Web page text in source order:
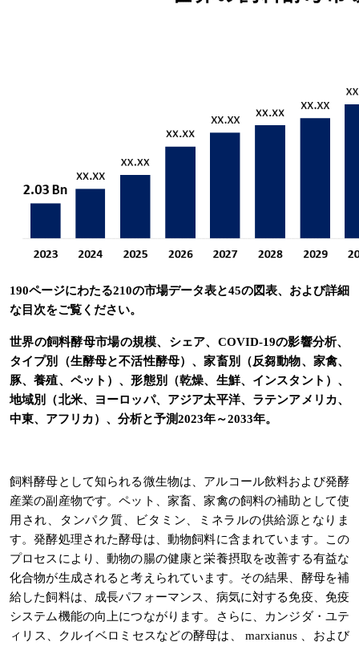
190ページにわたる210の市場データ表と45の図表、および詳細
な目次をご覧ください。
世界の飼料酵母市場の規模、シェア、COVID-19の影響分析、
タイプ別（生酵母と不活性酵母）、家畜別（反芻動物、家禽、
豚、養殖、ペット）、形態別（乾燥、生鮮、インスタント）、
地域別（北米、ヨーロッパ、アジア太平洋、ラテンアメリカ、
中東、アフリカ）、分析と予測2023年～2033年。
飼料酵母として知られる微生物は、アルコール飲料および発酵
産業の副産物です。ペット、家畜、家禽の飼料の補助として使
用され、タンパク質、ビタミン、ミネラルの供給源となりま
す。発酵処理された酵母は、動物飼料に含まれています。この
プロセスにより、動物の腸の健康と栄養摂取を改善する有益な
化合物が生成されると考えられています。その結果、酵母を補
給した飼料は、成長パフォーマンス、病気に対する免疫、免疫
システム機能の向上につながります。さらに、カンジダ・ユテ
ィリス、クルイベロミセスなどの酵母は、 marxianus 、および